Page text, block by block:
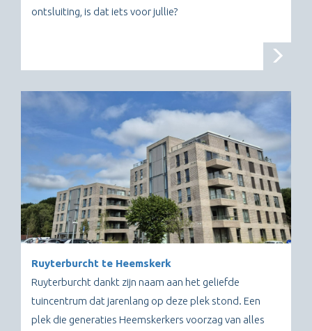
ontsluiting, is dat iets voor jullie?
Ruyterburcht te Heemskerk
Ruyterburcht dankt zijn naam aan het geliefde
tuincentrum dat jarenlang op deze plek stond. Een
plek die generaties Heemskerkers voorzag van alles